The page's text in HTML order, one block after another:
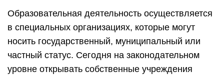
Образовательная деятельность осуществляется
в специальных организациях, которые могут
носить государственный, муниципальный или
частный статус. Сегодня на законодательном
уровне открывать собственные учреждения